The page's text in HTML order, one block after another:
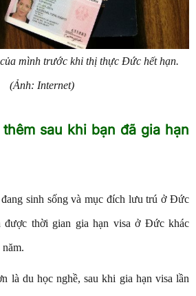
mình trước khi thị thực Đức hết hạn.
(Ảnh: Internet)
sau khi bạn đã gia hạn
sinh sống và mục đích lưu trú ở Đức
được thời gian gia hạn visa ở Đức khác
là du học nghề, sau khi gia hạn visa lần